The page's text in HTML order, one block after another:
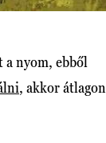
a nyom, ebből
, akkor átlagon